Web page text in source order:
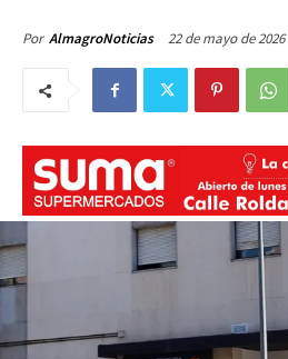
Por AlmagroNoticias 22 de mayo de 2026